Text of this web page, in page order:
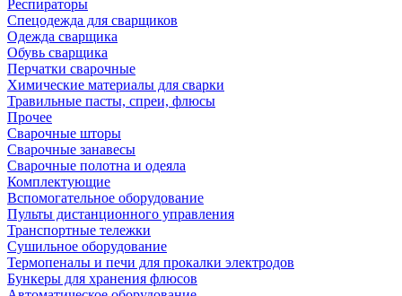
Респираторы
Спецодежда для сварщиков
Одежда сварщика
Обувь сварщика
Перчатки сварочные
Химические материалы для сварки
Травильные пасты, спреи, флюсы
Прочее
Сварочные шторы
Сварочные занавесы
Сварочные полотна и одеяла
Комплектующие
Вспомогательное оборудование
Пульты дистанционного управления
Транспортные тележки
Сушильное оборудование
Термопеналы и печи для прокалки электродов
Бункеры для хранения флюсов